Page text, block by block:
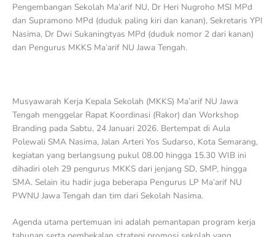
Pengembangan Sekolah Ma’arif NU, Dr Heri Nugroho MSI MPd
dan Supramono MPd (duduk paling kiri dan kanan), Sekretaris YPI
Nasima, Dr Dwi Sukaningtyas MPd (duduk nomor 2 dari kanan)
dan Pengurus MKKS Ma’arif NU Jawa Tengah.
Musyawarah Kerja Kepala Sekolah (MKKS) Ma’arif NU Jawa
Tengah menggelar Rapat Koordinasi (Rakor) dan Workshop
Branding pada Sabtu, 24 Januari 2026. Bertempat di Aula
Polewali SMA Nasima, Jalan Arteri Yos Sudarso, Kota Semarang,
kegiatan yang berlangsung pukul 08.00 hingga 15.30 WIB ini
dihadiri oleh 29 pengurus MKKS dari jenjang SD, SMP, hingga
SMA. Selain itu hadir juga beberapa Pengurus LP Ma’arif NU
PWNU Jawa Tengah dan tim dari Sekolah Nasima.
Agenda utama pertemuan ini adalah pemantapan program kerja